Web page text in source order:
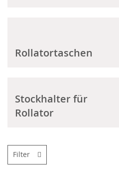
Rollatortaschen
Stockhalter für
Rollator
Filter